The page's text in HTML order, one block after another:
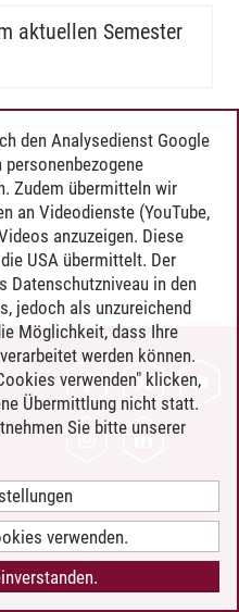
aktuellen Semester
den Analysedienst Google
Zudem übermitteln wir
an Videodienste (YouTube,
anzuzeigen. Diese
USA übermittelt. Der
Datenschutzniveau in den
jedoch als unzureichend
Möglichkeit, dass Ihre
werden können.
verwenden" klicken,
Übermittlung nicht statt.
Sie bitte unserer
verwenden.